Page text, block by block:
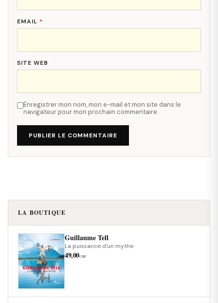
EMAIL *
SITE WEB
Enregistrer mon nom, mon e-mail et mon site dans le
navigateur pour mon prochain commentaire.
PUBLIER LE COMMENTAIRE
LA BOUTIQUE
Guillaume Tell
La puissance d'un mythe
49,00CHF